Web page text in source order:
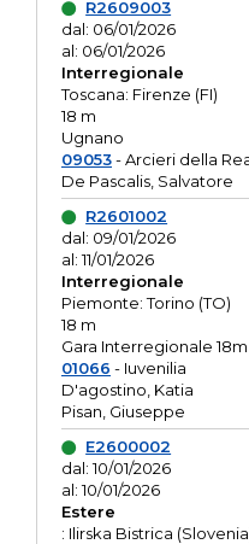
R2609003
dal: 06/01/2026
al: 06/01/2026
Interregionale
Toscana: Firenze (FI)
18 m
Ugnano
09053- Arcieri della
De Pascalis, Salvatore
R2601002
dal: 09/01/2026
al: 11/01/2026
Interregionale
Piemonte: Torino (TO)
18 m
Gara Interregionale 18m
01066 - Iuvenilia
D'agostino, Katia
Pisan, Giuseppe
E2600002
dal: 10/01/2026
al: 10/01/2026
Estere
: Ilirska Bistrica